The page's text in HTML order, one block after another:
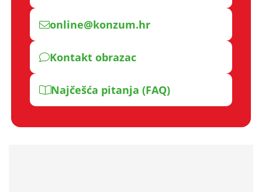
online@konzum.hr
Kontakt obrazac
Najčešća pitanja (FAQ)